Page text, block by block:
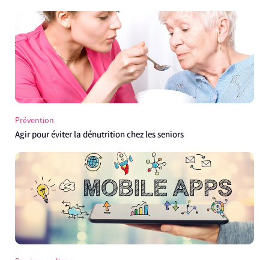
Prévention
Agir pour éviter la dénutrition chez les seniors